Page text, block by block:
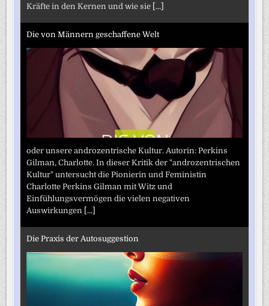
Kräfte in den Kernen und wie sie [...]
Die von Männern geschaffene Welt
oder unsere androzentrische Kultur. Autorin: Perkins
Gilman, Charlotte. In dieser Kritik der "androzentrischen
Kultur" untersucht die Pionierin und Feministin
Charlotte Perkins Gilman mit Witz und
Einfühlungsvermögen die vielen negativen
Auswirkungen [...]
Die Praxis der Autosuggestion